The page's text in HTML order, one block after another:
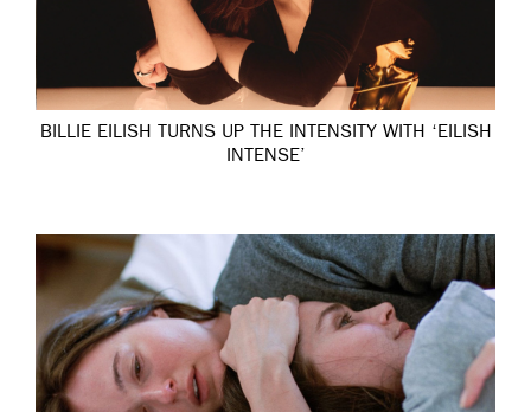
BILLIE EILISH TURNS UP THE INTENSITY WITH ‘EILISH
INTENSE’